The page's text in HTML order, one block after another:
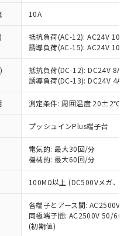
10A
抵抗負荷(AC-12): AC24V 10A/
誘導負荷(AC-15): AC24V
抵抗負荷(DC-12): DC24V 8A/
誘導負荷(DC-13): DC24V 4A/
測定条件: 周囲温度 20±2℃、
プッシュインPlus端子台
電気的: 最大30回/分
機械的: 最大60回/分
100MΩ以上 (DC500Vメガ、点
各端子とアース間: AC2500V
同極端子間: AC2500V 50/
(初期値)
社制御機器事業取扱
況および標準価格
ていただくもので
取扱商品の中には、
外となる商品もある
さい。
準価格照会結果は、
指令（10物質）の
が提供可能な商品で
令（10物質）の非含
り替える予定のある
指令（10物質）の
で、対応品を出す予
指令（10物質）の
中または確認中の
商品です。
非含有部品として
明した場合などや
があります。
有率が中国RoHSの
示します。
有率が中国RoHSの
を示します。
社販売部門へお問
社製品のうち、外国
易法に定める商品